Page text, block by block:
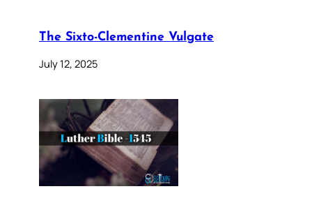
The Sixto-Clementine Vulgate
July 12, 2025